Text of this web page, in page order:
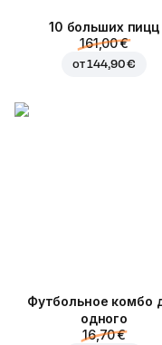
10 больших пицц
161,00 €
от144,90 €
Футбольное комбо
одного
16,70 €